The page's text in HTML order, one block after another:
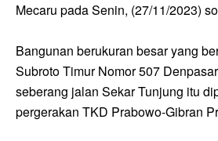
Mecaru pada Senin, (27/11/2023)
Bangunan berukuran besar yang
Subroto Timur Nomor 507
seberang jalan Sekar Tunjung itu
pergerakan TKD Prabowo-Gibran